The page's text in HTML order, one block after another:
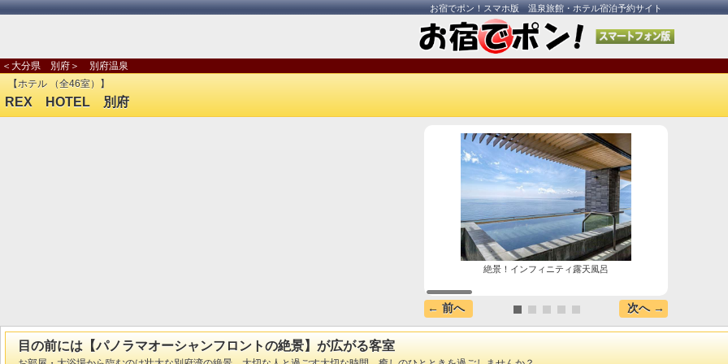
お宿でポン！スマホ版 温泉旅館・ホテル宿泊予約サイト
＜大分県 別府＞ 別府温泉
【ホテル （全46室）】
REX HOTEL 別府
絶景！インフィニティ露天風呂
← 前へ 次へ →
目の前には【パノラマオーシャンフロントの絶景】が広がる客室